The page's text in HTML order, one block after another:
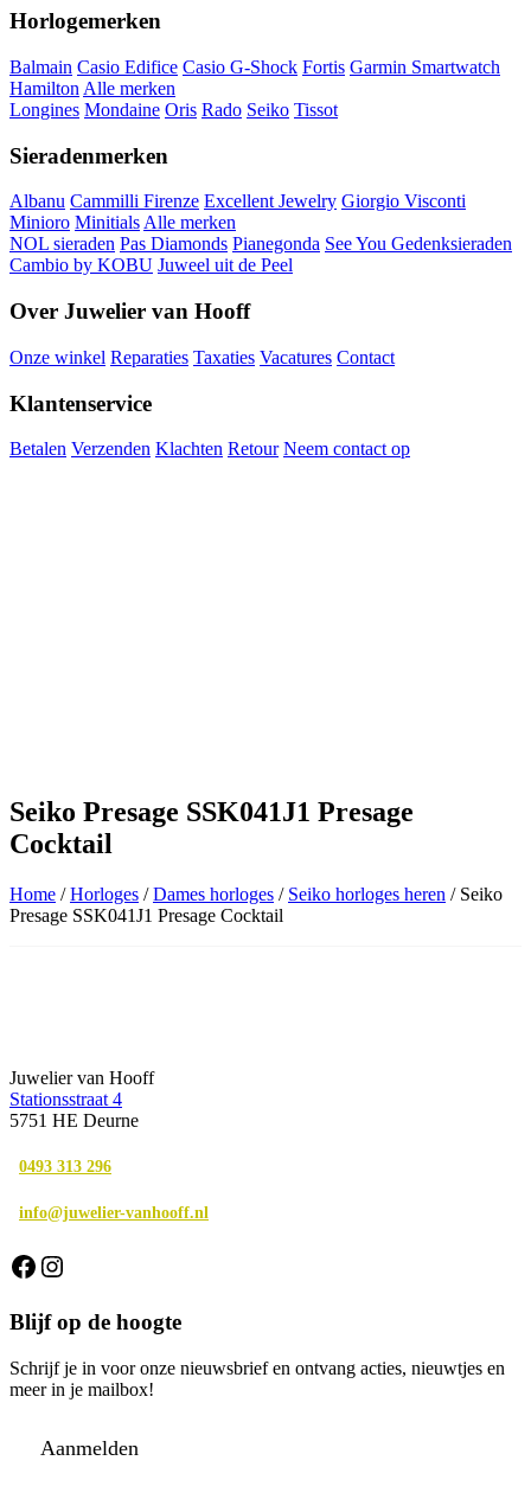
Horlogemerken
Balmain Casio Edifice Casio G-Shock Fortis Garmin Smartwatch
Hamilton Alle merken
Longines Mondaine Oris Rado Seiko Tissot
Sieradenmerken
Albanu Cammilli Firenze Excellent Jewelry Giorgio Visconti
Minioro MinitialsAlle merken
NOL sieraden Pas Diamonds Pianegonda See You Gedenksieraden
Cambio by KOBU Juweel uit de Peel
Over Juwelier van Hooff
Onze winkel Reparaties Taxaties Vacatures Contact
Klantenservice
Betalen Verzenden Klachten Retour Neem contact op
Seiko Presage SSK041J1 Presage
Cocktail
Home /Horloges /Dames horloges / Seiko horloges heren / Seiko
Presage SSK041J1 Presage Cocktail
Juwelier van Hooff
Stationsstraat 4
5751 HE Deurne
0493 313 296
info@juwelier-vanhooff.nl
Facebook
Instagram
Blijf op de hoogte
Schrijf je in voor onze nieuwsbrief en ontvang acties, nieuwtjes en
meer in je mailbox!
Aanmelden